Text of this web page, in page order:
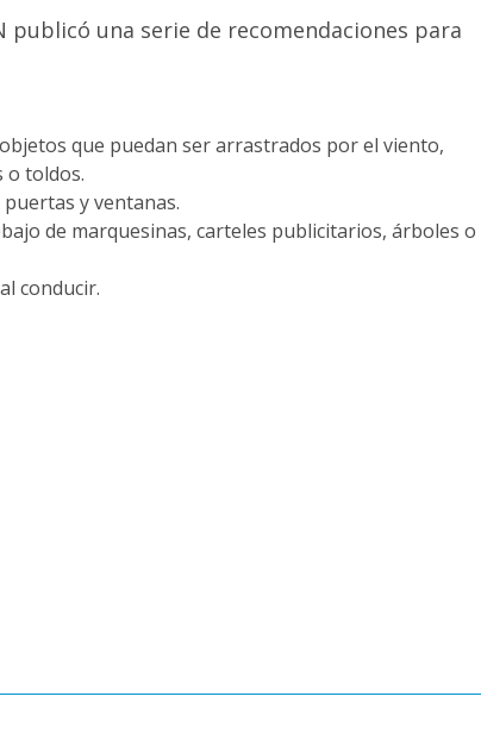
publicó una serie de recomendaciones para
que puedan ser arrastrados por el viento,
o toldos.
y ventanas.
de marquesinas, carteles publicitarios, árboles o
conducir.